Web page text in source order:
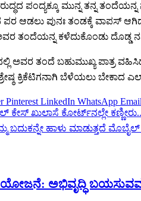
ಪಂದ್ಯಕ್ಕೂ ಮುನ್ನ ತನ್ನ
ಆಡಲು ಪುನಃ ತಂಡಕ್ಕೆ ವಾಪಸ್‌
ತಂದೆಯನ್ನ ಕಳೆದುಕೊಂಡು ದೊಡ್ಡ
ಅವರ ತಂದೆ ಬಹುಮುಖ್ಯ ಪಾತ್ರ
ಕ್ರಿಕೆಟಿಗನಾಗಿ ಬೆಳೆಯಲು ಬೇಕಾದ
Pinterest LinkedIn WhatsApp Email
ಕೇಸ್‌ ಖುಲಾಸೆ ಕೋರ್ಟ್‌ನಲ್ಲೇ
ಬದುಕನ್ನೇ ಹಾಳು ಮಾಡುತ್ತದೆ ಮೊಬೈಲ್‌
ಯೋಜನೆ: ಅಭಿವೃದ್ಧಿ